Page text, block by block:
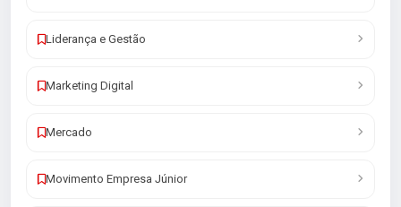
Liderança e Gestão
Marketing Digital
Mercado
Movimento Empresa Júnior